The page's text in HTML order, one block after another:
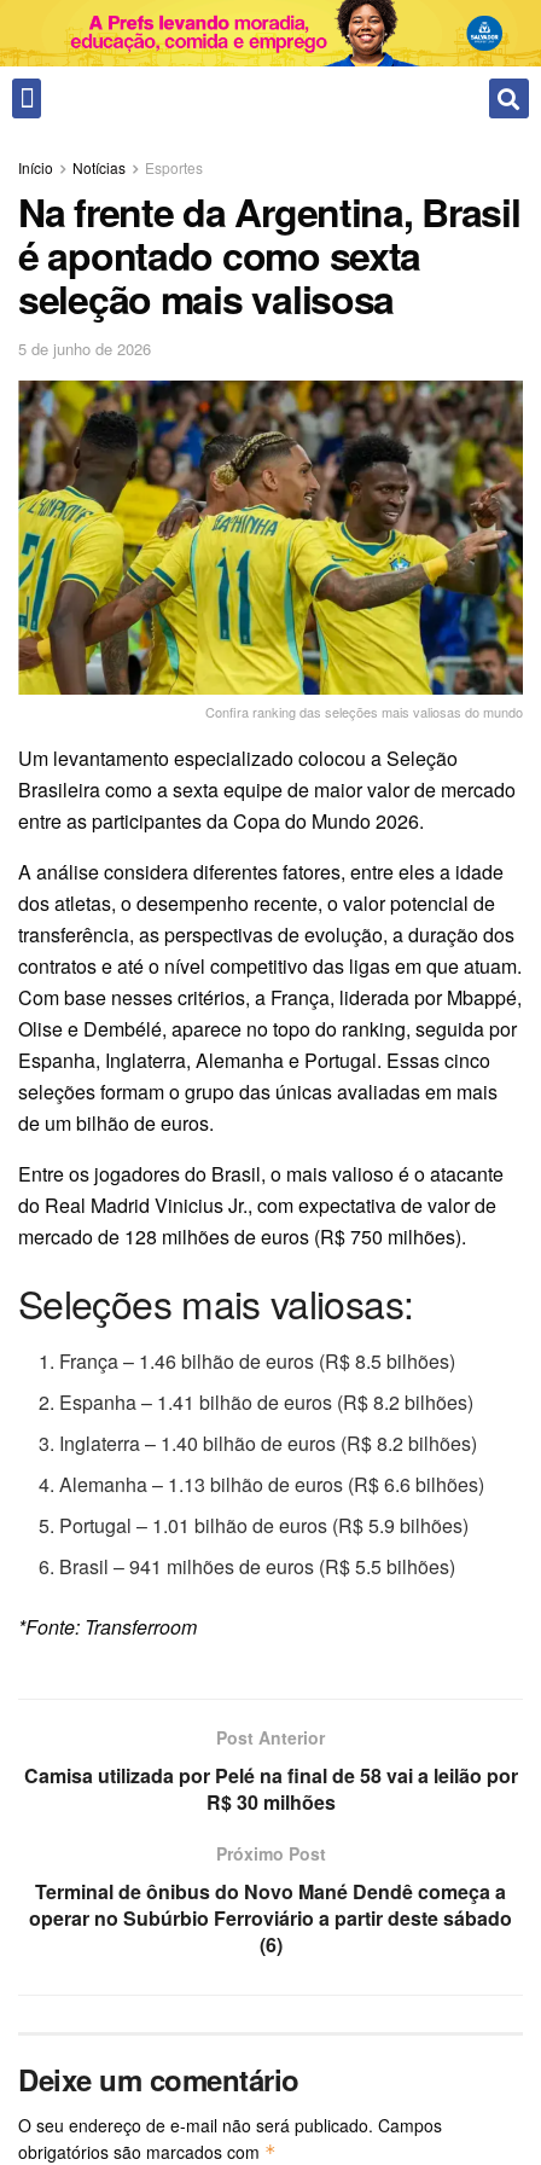
Início Notícias Esportes
Na frente da Argentina, Brasil
é apontado como sexta
seleção mais valisosa
5 de junho de 2026
Confira ranking das seleções mais valiosas do mundo
Um levantamento especializado colocou a Seleção
Brasileira como a sexta equipe de maior valor de mercado
entre as participantes da Copa do Mundo 2026.
A análise considera diferentes fatores, entre eles a idade
dos atletas, o desempenho recente, o valor potencial de
transferência, as perspectivas de evolução, a duração dos
contratos e até o nível competitivo das ligas em que atuam.
Com base nesses critérios, a França, liderada por Mbappé,
Olise e Dembélé, aparece no topo do ranking, seguida por
Espanha, Inglaterra, Alemanha e Portugal. Essas cinco
seleções formam o grupo das únicas avaliadas em mais
de um bilhão de euros.
Entre os jogadores do Brasil, o mais valioso é o atacante
do Real Madrid Vinicius Jr., com expectativa de valor de
mercado de 128 milhões de euros (R$ 750 milhões).
Seleções mais valiosas:
França – 1.46 bilhão de euros (R$ 8.5 bilhões)
Espanha – 1.41 bilhão de euros (R$ 8.2 bilhões)
Inglaterra – 1.40 bilhão de euros (R$ 8.2 bilhões)
Alemanha – 1.13 bilhão de euros (R$ 6.6 bilhões)
Portugal – 1.01 bilhão de euros (R$ 5.9 bilhões)
Brasil – 941 milhões de euros (R$ 5.5 bilhões)
*Fonte: Transferroom
Post Anterior
Camisa utilizada por Pelé na final de 58 vai a leilão por
R$ 30 milhões
Próximo Post
Terminal de ônibus do Novo Mané Dendê começa a
operar no Subúrbio Ferroviário a partir deste sábado
(6)
Deixe um comentário
O seu endereço de e-mail não será publicado. Campos
obrigatórios são marcados com *